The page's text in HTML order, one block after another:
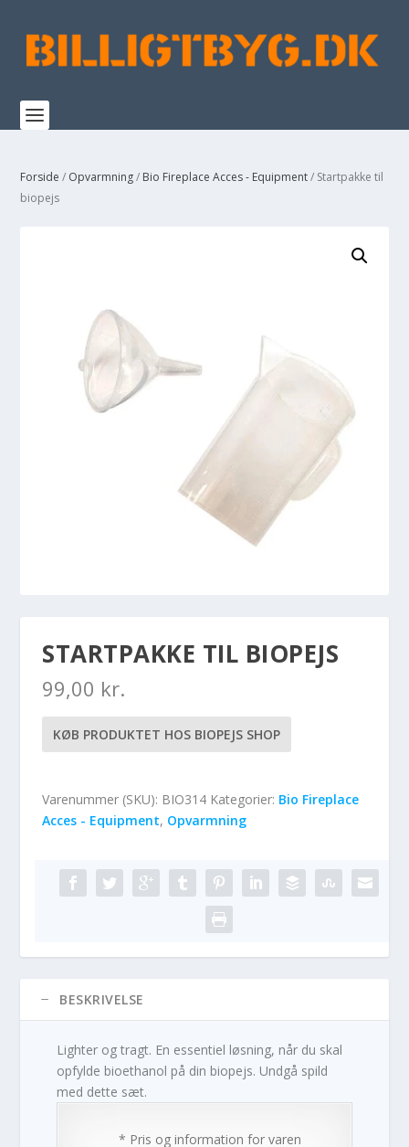
Forside / Opvarmning/ Bio Fireplace Acces - Equipment/ Startpakke til
biopejs
STARTPAKKE TIL BIOPEJS
99,00 kr.
KØB PRODUKTET HOS BIOPEJS SHOP
Varenummer (SKU): BIO314 Kategorier: Bio Fireplace
Acces - Equipment, Opvarmning
BESKRIVELSE
Lighter og tragt. En essentiel løsning, når du skal
opfylde bioethanol på din biopejs. Undgå spild
med dette sæt.
* Pris og information for varen